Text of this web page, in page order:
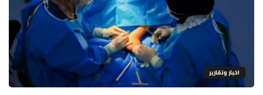
اخبار وتقارير